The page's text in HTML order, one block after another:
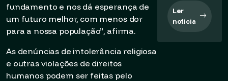
fundamento e nos dá esperança de
um futuro melhor, com menos dor
para a nossa população”, afirma.
As denúncias de intolerância religiosa
e outras violações de direitos
humanos podem ser feitas pelo
Ler
notícia